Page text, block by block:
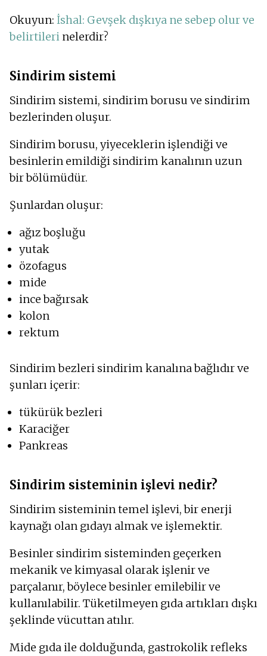
Okuyun: İshal: Gevşek dışkıya ne sebep olur ve
belirtileri nelerdir?
Sindirim sistemi
Sindirim sistemi, sindirim borusu ve sindirim
bezlerinden oluşur.
Sindirim borusu, yiyeceklerin işlendiği ve
besinlerin emildiği sindirim kanalının uzun
bir bölümüdür.
Şunlardan oluşur:
ağız boşluğu
yutak
özofagus
mide
ince bağırsak
kolon
rektum
Sindirim bezleri sindirim kanalına bağlıdır ve
şunları içerir:
tükürük bezleri
Karaciğer
Pankreas
Sindirim sisteminin işlevi nedir?
Sindirim sisteminin temel işlevi, bir enerji
kaynağı olan gıdayı almak ve işlemektir.
Besinler sindirim sisteminden geçerken
mekanik ve kimyasal olarak işlenir ve
parçalanır, böylece besinler emilebilir ve
kullanılabilir. Tüketilmeyen gıda artıkları dışkı
şeklinde vücuttan atılır.
Mide gıda ile dolduğunda, gastrokolik refleks